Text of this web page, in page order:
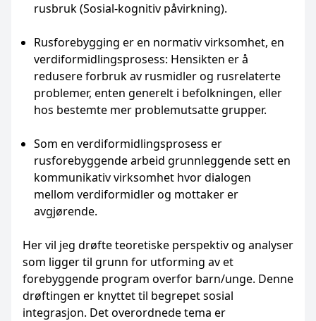
rusbruk (Sosial-kognitiv påvirkning).
Rusforebygging er en normativ virksomhet, en
verdiformidlingsprosess: Hensikten er å
redusere forbruk av rusmidler og rusrelaterte
problemer, enten generelt i befolkningen, eller
hos bestemte mer problemutsatte grupper.
Som en verdiformidlingsprosess er
rusforebyggende arbeid grunnleggende sett en
kommunikativ virksomhet hvor dialogen
mellom verdiformidler og mottaker er
avgjørende.
Her vil jeg drøfte teoretiske perspektiv og analyser
som ligger til grunn for utforming av et
forebyggende program overfor barn/unge. Denne
drøftingen er knyttet til begrepet sosial
integrasjon. Det overordnede tema er